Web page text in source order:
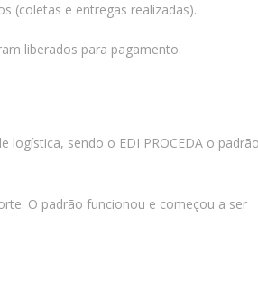
(coletas e entregas realizadas).
liberados para pagamento.
sendo o EDI PROCEDA o
O padrão funcionou e começou a ser